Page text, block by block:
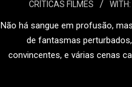
09
CRÍTICAS FILMES
WITH:
Não há sangue em profusão,
de fantasmas
convincentes, e várias cenas